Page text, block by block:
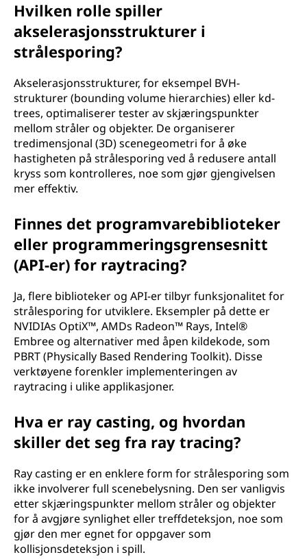
Hvilken rolle spiller
akselerasjonsstrukturer i
strålesporing?
Akselerasjonsstrukturer, for eksempel BVH-
strukturer (bounding volume hierarchies) eller kd-
trees, optimaliserer tester av skjæringspunkter
mellom stråler og objekter. De organiserer
tredimensjonal (3D) scenegeometri for å øke
hastigheten på strålesporing ved å redusere antall
kryss som kontrolleres, noe som gjør gjengivelsen
mer effektiv.
Finnes det programvarebiblioteker
eller programmeringsgrensesnitt
(API-er) for raytracing?
Ja, flere biblioteker og API-er tilbyr funksjonalitet for
strålesporing for utviklere. Eksempler på dette er
NVIDIAs OptiX™, AMDs Radeon™ Rays, Intel®
Embree og alternativer med åpen kildekode, som
PBRT (Physically Based Rendering Toolkit). Disse
verktøyene forenkler implementeringen av
raytracing i ulike applikasjoner.
Hva er ray casting, og hvordan
skiller det seg fra ray tracing?
Ray casting er en enklere form for strålesporing som
ikke involverer full scenebelysning. Den ser vanligvis
etter skjæringspunkter mellom stråler og objekter
for å avgjøre synlighet eller treffdeteksjon, noe som
gjør den mer egnet for oppgaver som
kollisjonsdeteksjon i spill.